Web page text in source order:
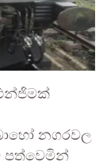
නගරවල
පත්වෙමින්